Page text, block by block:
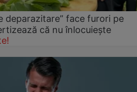
deparazitare” face furori pe
că nu înlocuiește